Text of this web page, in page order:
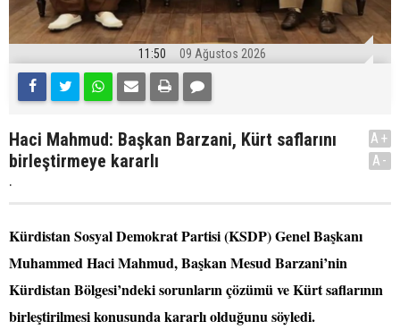
11:50 09 Ağustos 2026
Haci Mahmud: Başkan Barzani, Kürt saflarını
birleştirmeye kararlı
.
A+
A-
Kürdistan Sosyal Demokrat Partisi (KSDP) Genel Başkanı
Muhammed Haci Mahmud, Başkan Mesud Barzani’nin
Kürdistan Bölgesi’ndeki sorunların çözümü ve Kürt saflarının
birleştirilmesi konusunda kararlı olduğunu söyledi.